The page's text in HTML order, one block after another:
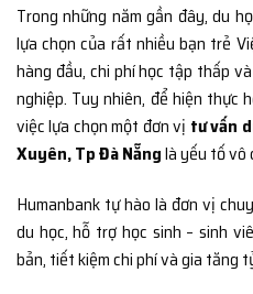
Trong những năm gần đây, du
lựa chọn của rất nhiều bạn trẻ
hàng đầu, chi phí học tập thấp
nghiệp. Tuy nhiên, để hiện thực
việc lựa chọn một đơn vị tư vấn
Xuyên, Tp Đà Nẵnglà yếu tố vô
Humanbank tự hào là đơn vị
du học, hỗ trợ học sinh – sinh
bản, tiết kiệm chi phí và gia tăng